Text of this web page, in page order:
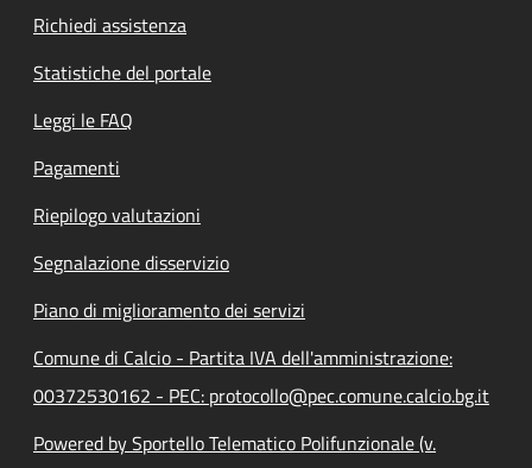
Richiedi assistenza
Statistiche del portale
Leggi le FAQ
Pagamenti
Riepilogo valutazioni
Segnalazione disservizio
Piano di miglioramento dei servizi
Comune di Calcio - Partita IVA dell'amministrazione:
00372530162 - PEC: protocollo@pec.comune.calcio.bg.it
Powered by Sportello Telematico Polifunzionale (v.